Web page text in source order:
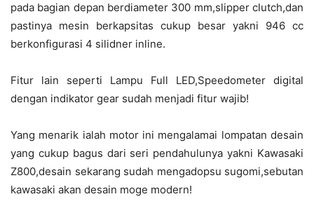
pada bagian depan berdiameter 300 mm,slipper clutch,dan
pastinya mesin berkapsitas cukup besar yakni 946 cc
berkonfigurasi 4 silidner inline.
Fitur lain seperti Lampu Full LED,Speedometer digital
dengan indikator gear sudah menjadi fitur wajib!
Yang menarik ialah motor ini mengalamai lompatan desain
yang cukup bagus dari seri pendahulunya yakni Kawasaki
Z800,desain sekarang sudah mengadopsu sugomi,sebutan
kawasaki akan desain moge modern!